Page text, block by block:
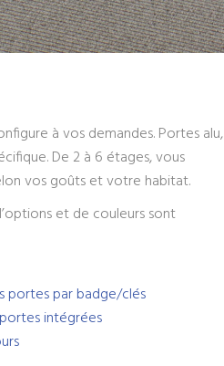
à vos demandes. Portes alu,
De 2 à 6 étages, vous
vos goûts et votre habitat.
et de couleurs sont
portes par badge/clés
intégrées